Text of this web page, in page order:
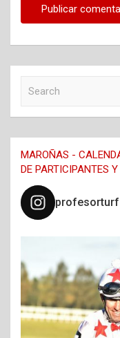
c
h
MAROÑAS -
DE PARTICIPANTES
profesorturf